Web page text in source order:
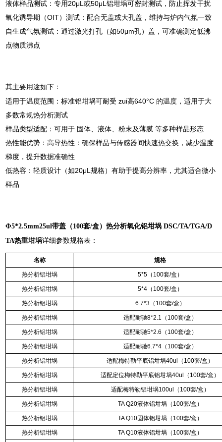
‌液体样品测试‌：专用20μL或50μL铝坩埚可密封测试，防止挥发干扰
‌氧化诱导期（OIT）测试‌：配合无盖或大孔盖，维持与炉内气氛一致
‌自生成气氛测试‌：通过激光打孔（如50μm孔）盖，可准确测定低沸
点物质沸点 ‌
其主要用途如下：
‌适用于温度范围‌：标准铝坩埚可耐受 ‌zui高640°C‌ 的温度，适用于大
多数常规热分析测试
‌样品类型适配‌：可用于 ‌固体、液体、粉末及薄膜‌ 等多种样品形态
‌热性能优势‌：‌高导热性‌：确保样品与传感器间快速热交换，减少温度
梯度，提升数据准确性
‌低热容‌：轻质设计（如20μL规格）有助于提高分辨率，尤其适合微小
样品
Φ5*2.5mm25ul带盖（100套/盒）热分析氧化铝坩埚 DSC/TA/TGA/D
TA热重坩埚详细参数规格表：
名称 规格
热分析铝坩埚 5*5（100套/盒）
热分析铝坩埚 5*4（100套/盒）
热分析铝坩埚 6.7*3（100套/盒）
热分析铝坩埚 适配耐驰8*2.1（100套/盒）
热分析铝坩埚 适配耐驰5*2.6（100套/盒）
热分析铝坩埚 适配耐驰6.7*4（100套/盒）
热分析铝坩埚 适配梅特勒平底铝坩埚40ul（100套/盒）
热分析铝坩埚 适配定位梅特勒平底铝坩埚40ul（100套/盒）
热分析铝坩埚 适配梅特勒铝坩埚100ul（100套/盒）
热分析铝坩埚 TA Q20液体铝坩埚（100套/盒）
热分析铝坩埚 TA Q10固体铝坩埚（100套/盒）
热分析铝坩埚 TA Q10液体铝坩埚（100套/盒）